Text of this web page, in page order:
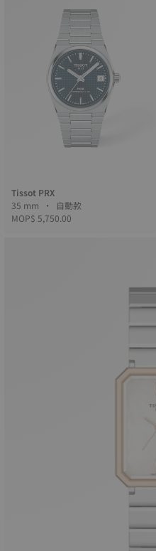
Tissot PRX
35 mm • 自動款
MOP$ 5,750.00